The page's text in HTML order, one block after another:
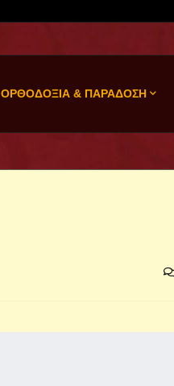
ΟΡΘΟΔΟΞΙΑ & ΠΑΡΑΔΟΣΗ